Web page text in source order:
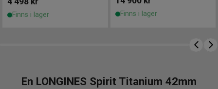
Finns i lager Finns i lager
En LONGINES Spirit Titanium 42mm